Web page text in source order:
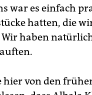
war es einfach
hatten, die
haben
hier von den